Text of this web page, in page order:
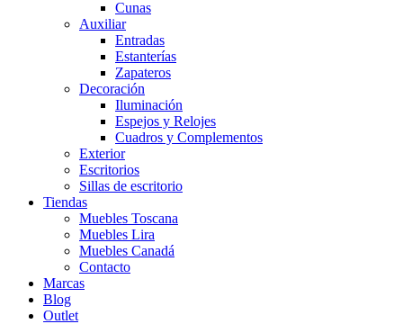
Cunas
Auxiliar
Entradas
Estanterías
Zapateros
Decoración
Iluminación
Espejos y Relojes
Cuadros y Complementos
Exterior
Escritorios
Sillas de escritorio
Tiendas
Muebles Toscana
Muebles Lira
Muebles Canadá
Contacto
Marcas
Blog
Outlet